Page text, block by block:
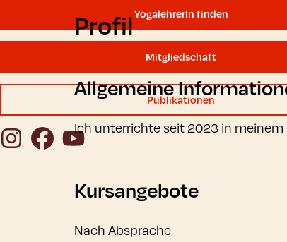
YogalehrerIn finden
Mitgliedschaft
Publikationen
InstagramFacebookYouTube
Profil
Allgemeine
Ich unterrichte seit 2023 in meinem
Kursangebote
Nach Absprache